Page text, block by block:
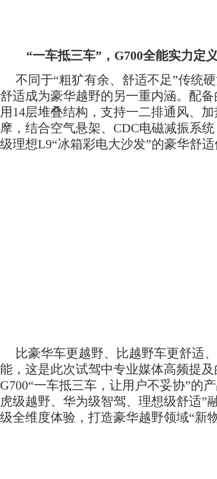
“一车抵三车”，G700全能实力定
不同于“粗犷有余、舒适不足”传统
舒适成为豪华越野的另一重内涵。配
用14层堆叠结构，支持一二排通风、
摩，结合空气悬架、CDC电磁减振系
级理想L9“冰箱彩电大沙发”的豪华舒
比豪华车更越野、比越野车更舒适
能，这是此次试驾中专业媒体高频提
G700“一车抵三车，让用户不妥协”的
虎级越野、华为级智驾、理想级舒适”
级全维度体验，打造豪华越野领域“新